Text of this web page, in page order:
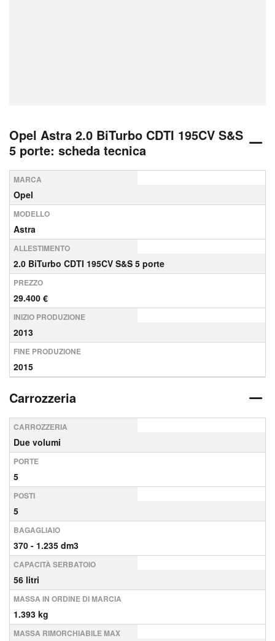
Opel Astra 2.0 BiTurbo CDTI 195CV S&S
5 porte: scheda tecnica
MARCA
Opel
MODELLO
Astra
ALLESTIMENTO
2.0 BiTurbo CDTI 195CV S&S 5 porte
PREZZO
29.400 €
INIZIO PRODUZIONE
2013
FINE PRODUZIONE
2015
Carrozzeria
CARROZZERIA
Due volumi
PORTE
5
POSTI
5
BAGAGLIAIO
370 - 1.235 dm3
CAPACITÀ SERBATOIO
56 litri
MASSA IN ORDINE DI MARCIA
1.393 kg
MASSA RIMORCHIABILE MAX